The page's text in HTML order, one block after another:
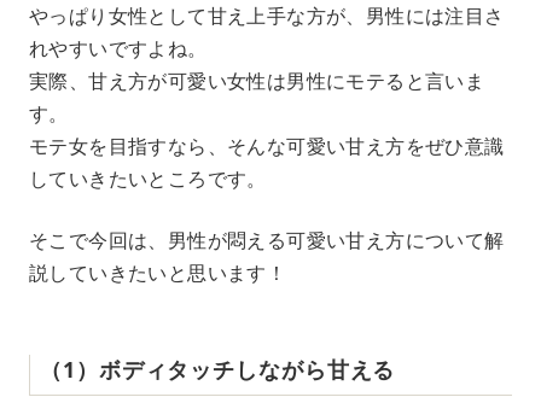
やっぱり女性として甘え上手な方が、男性には注目さ
れやすいですよね。
実際、甘え方が可愛い女性は男性にモテると言いま
す。
モテ女を目指すなら、そんな可愛い甘え方をぜひ意識
していきたいところです。
そこで今回は、男性が悶える可愛い甘え方について解
説していきたいと思います！
（1）ボディタッチしながら甘える